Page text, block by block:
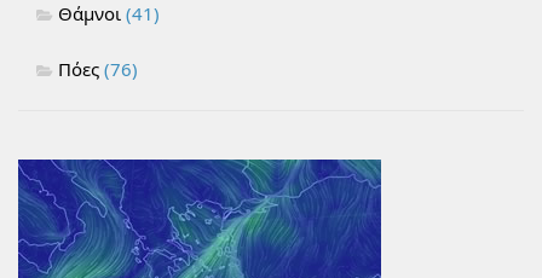
Θάμνοι (41)
Πόες (76)